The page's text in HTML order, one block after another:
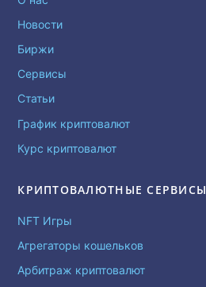
Новости
Биржи
Сервисы
Статьи
График криптовалют
Курс криптовалют
КРИПТОВАЛЮТНЫЕ СЕРВИСЫ
NFT Игры
Агрегаторы кошельков
Арбитраж криптовалют